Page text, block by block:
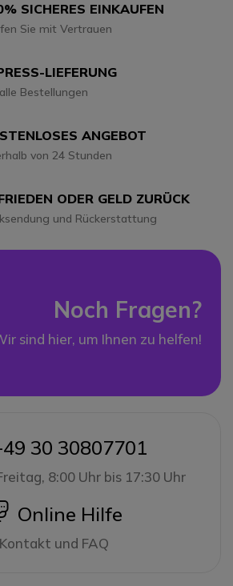
SICHERES EINKAUFEN
Sie mit Vertrauen
LIEFERUNG
Bestellungen
ANGEBOT
von 24 Stunden
ODER GELD ZURÜCK
und Rückerstattung
Noch Fragen?
sind hier, um Ihnen zu helfen!
30 30807701
8:00 Uhr bis 17:30 Uhr
icon
Online Hilfe
Kontakt und FAQ